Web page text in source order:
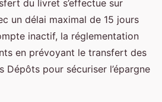
du livret s’effectue sur
un délai maximal de 15 jours
inactif, la réglementation
en prévoyant le transfert des
Dépôts pour sécuriser l’épargne